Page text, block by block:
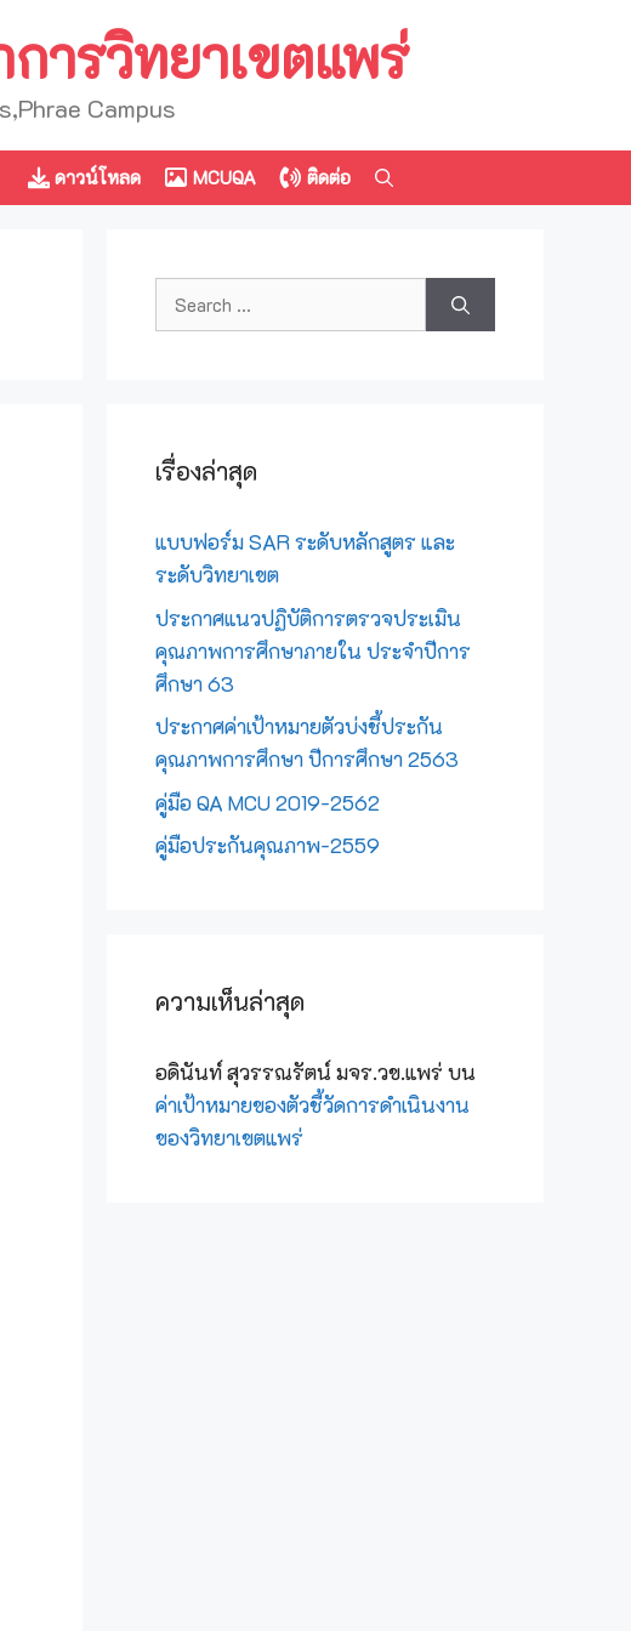
ารวิทยาเขตแพร่
Campus
ดาวน์โหลด MCUQA ติดต่อ
Search
for:
เรื่องล่าสุด
แบบฟอร์ม SAR ระดับหลักสูตร และ
ระดับวิทยาเขต
ประกาศแนวปฏิบัติการตรวจประเมิน
คุณภาพการศึกษาภายใน ประจำปีการ
ศึกษา 63
ประกาศค่าเป้าหมายตัวบ่งชี้ประกัน
คุณภาพการศึกษา ปีการศึกษา 2563
คู่มือ QA MCU 2019-2562
คู่มือประกันคุณภาพ-2559
ความเห็นล่าสุด
อดินันท์ สุวรรณรัตน์ มจร.วข.แพร่ บน
ค่าเป้าหมายของตัวชี้วัดการดำเนินงาน
ของวิทยาเขตแพร่